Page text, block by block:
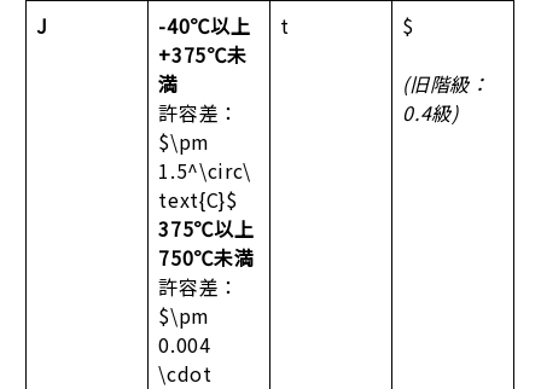
J
-40℃以上
+375℃未
満
許容差：
$\pm
1.5^\circ\
text{C}$
375℃以上
750℃未満
許容差：
$\pm
0.004
\cdot
t
$
(旧階級：
0.4級)